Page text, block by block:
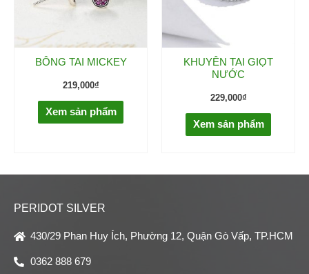
BÔNG TAI MICKEY
219,000₫
Xem sản phẩm
KHUYÊN TAI GIỌT
NƯỚC
229,000₫
Xem sản phẩm
PERIDOT SILVER
430/29 Phan Huy Ích, Phường 12, Quận Gò Vấp, TP.HCM
0362 888 679